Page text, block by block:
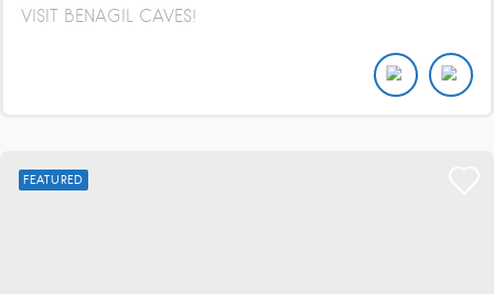
VISIT BENAGIL CAVES!
FEATURED